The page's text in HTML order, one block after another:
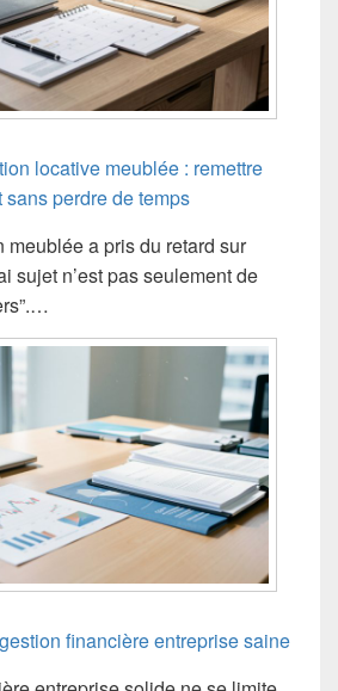
locative meublée : remettre
sans perdre de temps
meublée a pris du retard sur
sujet n’est pas seulement de
financière entreprise saine